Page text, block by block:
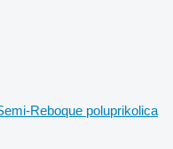
Reboque poluprikolica